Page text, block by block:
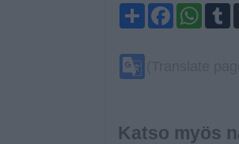
ShareFacebook
Katso myös